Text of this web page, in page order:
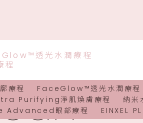
透光水潤療程
程
療程 FaceGlow™透光水潤療程
Purifying淨肌煥膚療程 納米
Advanced眼部療程 EINXEL